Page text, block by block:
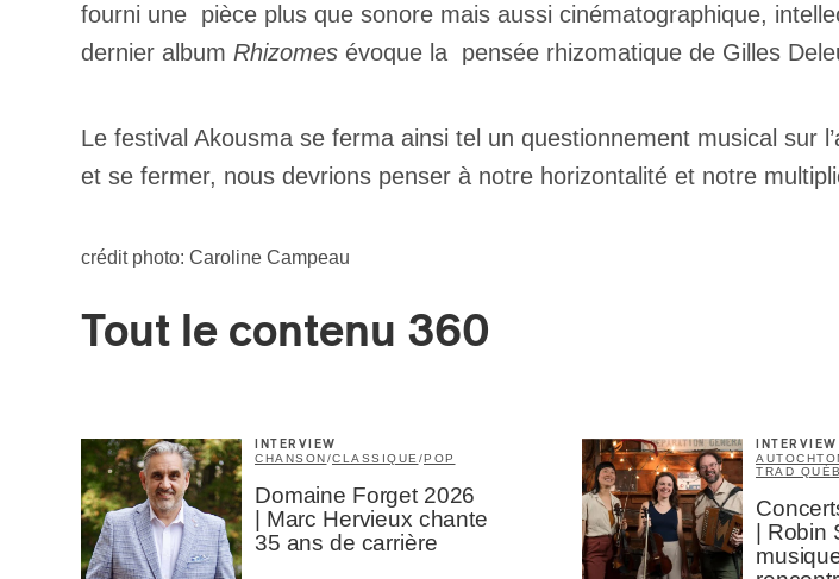
fourni une pièce plus que sonore mais aussi cinématographique,
dernier album Rhizomes évoque la pensée rhizomatique de Gilles
Le festival Akousma se ferma ainsi tel un questionnement musical
et se fermer, nous devrions penser à notre horizontalité et notre
crédit photo: Caroline Campeau
Tout le contenu 360
INTERVIEW
CHANSON/CLASSIQUE /POP
Domaine Forget 2026
| Marc Hervieux chante
35 ans de carrière
INTERVIEW
TRAD
|